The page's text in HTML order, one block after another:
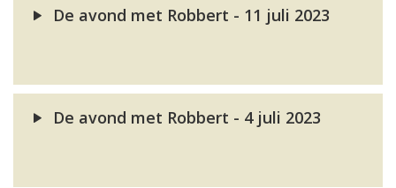
De avond met Robbert - 11 juli 2023
De avond met Robbert - 4 juli 2023